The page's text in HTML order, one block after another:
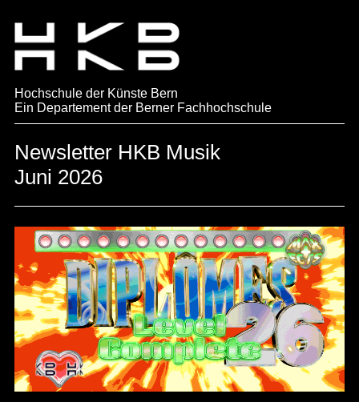
Hochschule der Künste Bern
Ein Departement der Berner Fachhochschule
Newsletter HKB Musik
Juni 2026